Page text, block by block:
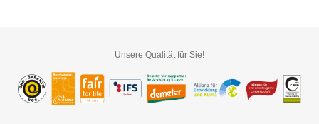
Unsere Qualität für Sie!